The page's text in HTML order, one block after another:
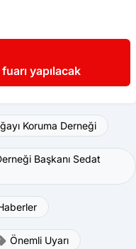
yapılacak
Koruma Derneği
Başkanı Sedat
Önemli Uyarı